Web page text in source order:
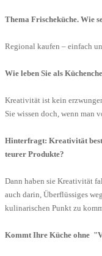
Thema Frischeküche. Wie
Regional kaufen – einfach
Wie leben Sie als
Kreativität ist kein
Sie wissen doch, wenn man
Hinterfragt: Kreativität
teurer Produkte?
Dann haben sie Kreativität
auch darin, Überflüssiges
kulinarischen Punkt zu
Kommt Ihre Küche ohne